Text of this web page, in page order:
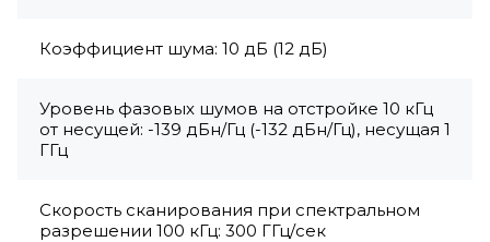
Коэффициент шума: 10 дБ (12 дБ)
Уровень фазовых шумов на отстройке 10 кГц
от несущей: -139 дБн/Гц (-132 дБн/Гц), несущая 1
ГГц
Скорость сканирования при спектральном
разрешении 100 кГц: 300 ГГц/сек